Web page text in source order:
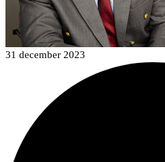
31 december 2023